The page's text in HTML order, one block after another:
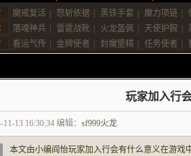
魔戒复活 怒斩依据 黑铁手套 魔力项链
落魂神兵 雷霆战靴 火龙盔佩 天使护腕
看运气传 金牌使者 封魔堡精 任务使者
玩家加入行
13 16:30:34 编辑： sf999火龙
本文由小编阎怡玩家加入行会有什么意义在游